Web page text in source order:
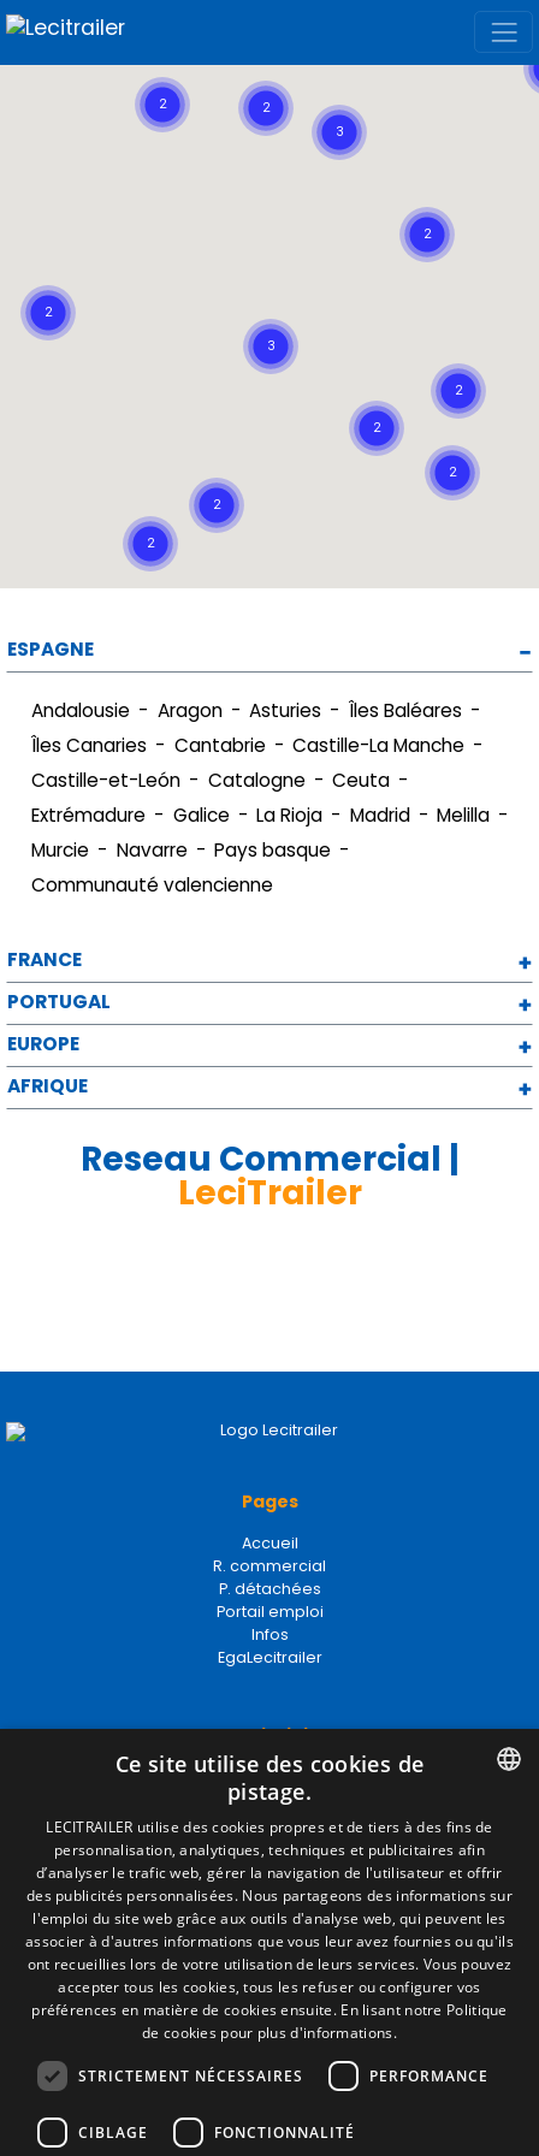
ESPAGNE
Andalousie Aragon Asturies
Îles Baléares
Îles Canaries
Cantabrie
Castille-La Manche
Castille-et-León
Catalogne
Ceuta
Extrémadure
Galice La Rioja Madrid
Melilla
Murcie
Navarre
Pays basque
Communauté valencienne
FRANCE
PORTUGAL
EUROPE
AFRIQUE
Reseau Commercial |
LeciTrailer
Pages
Accueil
R. commercial
P. détachées
Portail emploi
Infos
EgaLecitrailer
Termes juridiques
Mentions Légales
Politique de Confidentialité
Politique de Cookies
Conditions générales de vente
Gérer les cookies
Contact
Camino de los Huertos, S/N. Apdo 100
50620 - Casetas (Zaragoza) SPAIN
+(34) 976 462 121
SPANISH
ENGLISH
FRENCH
ITALIAN
PORTUGUESE
Ce site utilise des cookies de
pistage.
LECITRAILER utilise des cookies propres et de tiers à des fins de
personnalisation, analytiques, techniques et publicitaires afin
d’analyser le trafic web, gérer la navigation de l'utilisateur et offrir
des publicités personnalisées. Nous partageons des informations sur
l'emploi du site web grâce aux outils d'analyse web, qui peuvent les
associer à d'autres informations que vous leur avez fournies ou qu'ils
ont recueillies lors de votre utilisation de leurs services. Vous pouvez
accepter tous les cookies, tous les refuser ou configurer vos
préférences en matière de cookies ensuite. En lisant notre Politique
de cookies pour plus d'informations.
STRICTEMENT NÉCESSAIRES PERFORMANCE
CIBLAGE FONCTIONNALITÉ